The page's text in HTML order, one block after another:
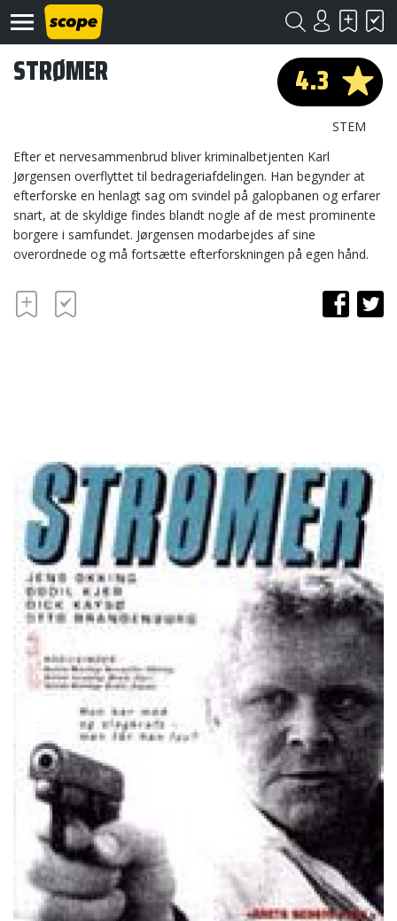
Om
Scope
Kontakt
4.3
STEM
STRØMER
Efter et nervesammenbrud bliver kriminalbetjenten Karl
Jørgensen overflyttet til bedrageriafdelingen. Han begynder at
efterforske en henlagt sag om svindel på galopbanen og erfarer
snart, at de skyldige findes blandt nogle af de mest prominente
borgere i samfundet. Jørgensen modarbejdes af sine
overordnede og må fortsætte efterforskningen på egen hånd.